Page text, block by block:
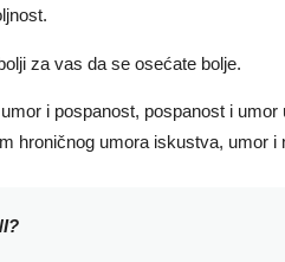
za vas da se osećate bolje.